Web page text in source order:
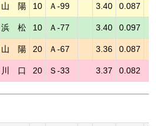
山 陽 10 Ａ-99 3.40 0.087
浜 松 10 Ａ-77 3.40 0.097
山 陽 20 Ａ-67 3.36 0.087
川 口 20 Ｓ-33 3.37 0.082